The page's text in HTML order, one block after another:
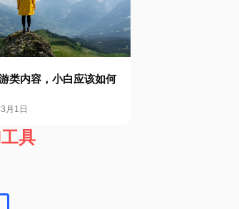
类内容，小白应该如何
月1日
具